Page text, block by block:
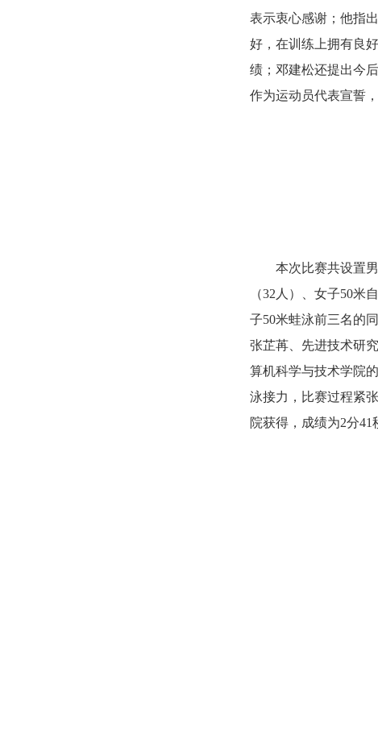
表示衷心感谢；他指
好，在训练上拥有良
绩；邓建松还提出今
作为运动员代表宣誓
本次比赛共设置
（32人）、女子50
子50米蛙泳前三名的
张芷苒、先进技术研
算机科学与技术学院
泳接力，比赛过程紧
院获得，成绩为2分